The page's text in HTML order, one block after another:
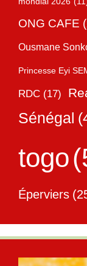
ONG CAFE
Ousmane
Princesse Eyi
RDC (17)
Sénégal
togo
Éperviers